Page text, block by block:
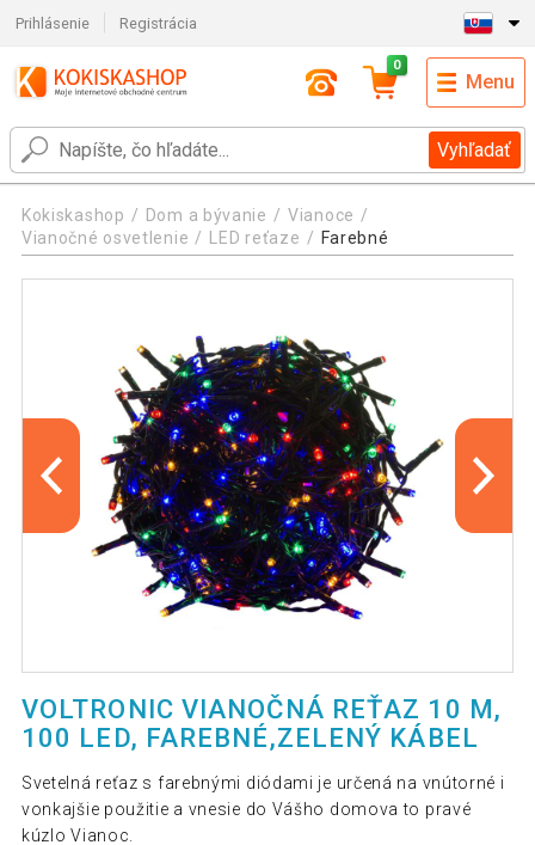
Prihlásenie Registrácia
Vyhľadať
0
Menu
Kokiskashop Dom a bývanie
Vianoce
Vianočné osvetlenie
LED reťaze Farebné
VOLTRONIC VIANOČNÁ REŤAZ 10 M,
100 LED, FAREBNÉ,ZELENÝ KÁBEL
Svetelná reťaz s farebnými diódami je určená na vnútorné i
vonkajšie použitie a vnesie do Vášho domova to pravé
kúzlo Vianoc.